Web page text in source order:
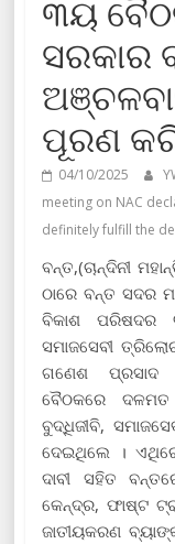
୩ୟ
ସରକାର
ପୂରଣ
04/10/2025
meeting on NAC
definitely fulfill the
ବନ୍ତ,(ଚାନ୍ଦିନୀ
ଠାରେ ବନ୍ତ ସଦର
ବିକାଶ ପରିଷଦର
ସମାଜସେବୀ
ଗଣେଶ ପ୍ରସାଦ
ବୈଠକରେ
ବୁଦ୍ଧିଜୀବି,
ଦେଇଥିଲେ ।
ଦାବୀ ସହିତ
କେନ୍ଦ୍ର, ଫାଷ୍ଟ
ଜାତୀୟକରଣ